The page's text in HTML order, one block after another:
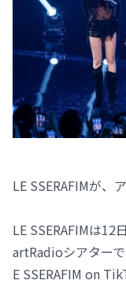
LE SSERAFIMが、
LE SSERAFIMは
artRadioシアター
E SSERAFIM on